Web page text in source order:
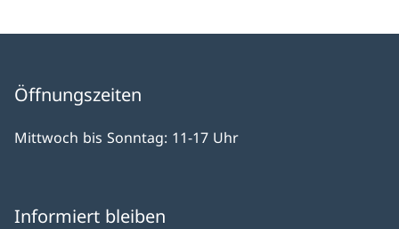
Öffnungszeiten
Mittwoch bis Sonntag: 11-17 Uhr
Informiert bleiben